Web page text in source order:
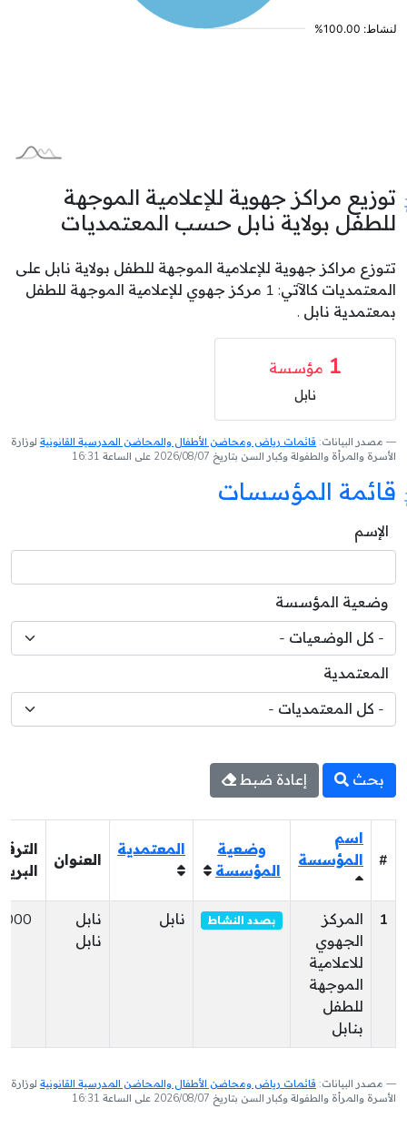
توزيع مراكز جهوية للإعلامية الموجهة
للطفل بولاية نابل حسب المعتمديات
تتوزع مراكز جهوية للإعلامية الموجهة للطفل بولاية نابل على
المعتمديات كالآتي: 1 مركز جهوي للإعلامية الموجهة للطفل
بمعتمدية نابل .
1 مؤسسة
نابل
مصدر البيانات: قائمات رياض ومحاضن الأطفال والمحاضن المدرسية القانونية لوزارة
الأسرة والمرأة والطفولة وكبار السن بتاريخ 2026/08/07 على الساعة 16:31
قائمة المؤسسات
الإسم
وضعية المؤسسة
المعتمدية
بحث إعادة ضبط
#
اسم
المؤسسة
وضعية
المؤسسة
المعتمدية
العنوان
1
المركز
الجهوي
للاعلامية
الموجهة
للطفل
بنابل
بصدد النشاط نابل
نابل
نابل
مصدر البيانات: قائمات رياض ومحاضن الأطفال والمحاضن المدرسية القانونية لوزارة
الأسرة والمرأة والطفولة وكبار السن بتاريخ 2026/08/07 على الساعة 16:31